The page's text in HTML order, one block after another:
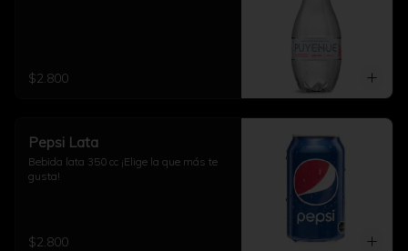
$2.800
Pepsi Lata
Bebida lata 350 cc ¡Elige la que más te
gusta!
$2.800